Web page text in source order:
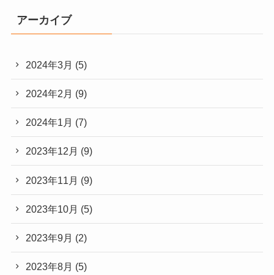
アーカイブ
2024年3月 (5)
2024年2月 (9)
2024年1月 (7)
2023年12月 (9)
2023年11月 (9)
2023年10月 (5)
2023年9月 (2)
2023年8月 (5)